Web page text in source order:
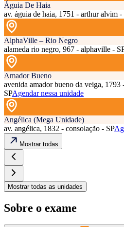
Águia De Haia
av. águia de haia, 1751 - arthur alvim -
AlphaVille – Rio Negro
alameda rio negro, 967 - alphaville -
Amador Bueno
avenida amador bueno da veiga, 1793
SPAgendar nessa unidade
Angélica (Mega Unidade)
av. angélica, 1832 - consolação - SP
Mostrar todas
Mostrar todas as unidades
Sobre o exame